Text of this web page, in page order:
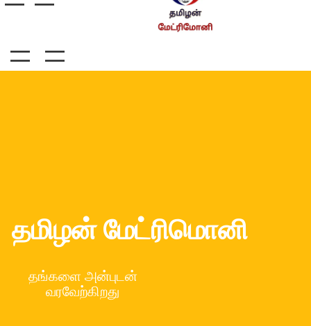
தமிழன் மேட்ரிமொனி
தங்களை அன்புடன்
வரவேற்கிறது